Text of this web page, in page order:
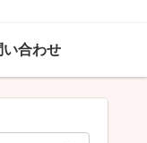
い合わせ